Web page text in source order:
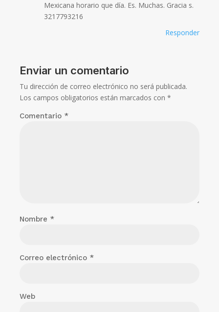
Mexicana horario que día. Es. Muchas. Gracia s.
3217793216
Responder
Enviar un comentario
Tu dirección de correo electrónico no será publicada.
Los campos obligatorios están marcados con*
Comentario *
Nombre *
Correo electrónico *
Web